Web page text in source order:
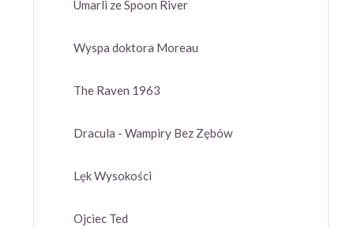
Umarli ze Spoon River
Wyspa doktora Moreau
The Raven 1963
Dracula - Wampiry Bez Zębów
Lęk Wysokości
Ojciec Ted